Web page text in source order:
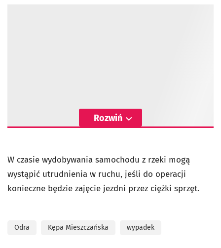
Rozwiń
W czasie wydobywania samochodu z rzeki mogą
wystąpić utrudnienia w ruchu, jeśli do operacji
konieczne będzie zajęcie jezdni przez ciężki sprzęt.
Odra Kępa Mieszczańska wypadek